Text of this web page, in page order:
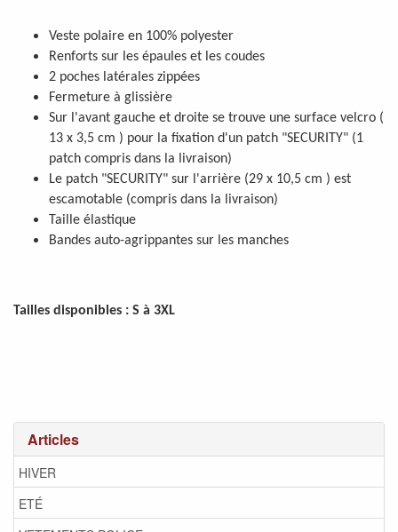
Articles
HIVER
ETÉ
Veste polaire en 100% polyester
Renforts sur les épaules et les coudes
2 poches latérales zippées
Fermeture à glissière
Sur l'avant gauche et droite se trouve une surface velcro (
13 x 3,5 cm ) pour la fixation d'un patch "SECURITY" (1
patch compris dans la livraison)
Le patch "SECURITY" sur l'arrière (29 x 10,5 cm ) est
escamotable (compris dans la livraison)
Taille élastique
Bandes auto-agrippantes sur les manches
Tailles disponibles : S à 3XL